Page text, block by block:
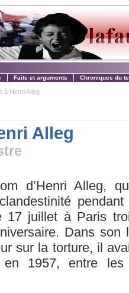
Faits et arguments Chroniques du
à Henri Alleg
Alleg
d’Henri Alleg,
17 juillet à Paris
Dans
sur la torture, il
en 1957, entre les